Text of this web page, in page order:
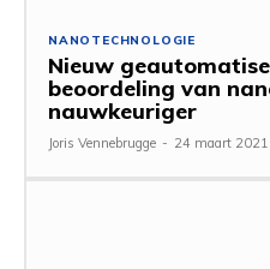
NANOTECHNOLOGIE
Nieuw
beoordeling van
nauwkeuriger
Joris Vennebrugge - 24 maart 2021